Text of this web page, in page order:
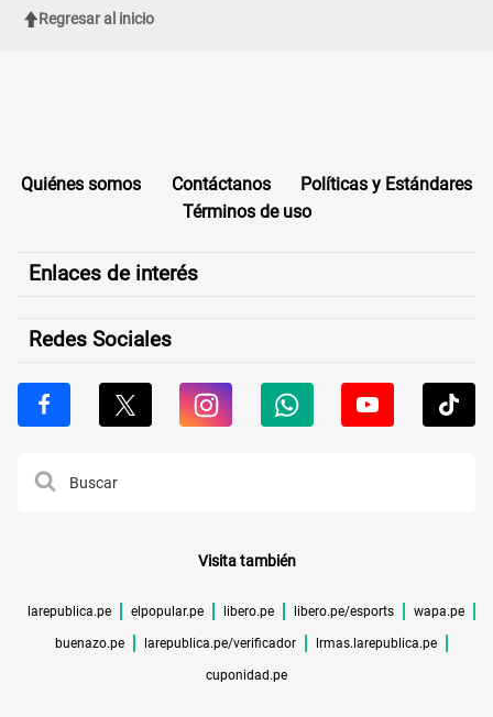
Regresar al inicio
Quiénes somos Contáctanos
Políticas y Estándares
Términos de uso
Enlaces de interés
Redes Sociales
Visita también
larepublica.pe elpopular.pe libero.pe libero.pe/esports wapa.pe
buenazo.pe larepublica.pe/verificador lrmas.larepublica.pe
cuponidad.pe